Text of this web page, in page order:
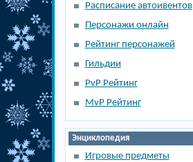
Расписание автоивентов
Персонажи онлайн
Рейтинг персонажей
Гильдии
PvP Рейтинг
MvP Рейтинг
Энциклопедия
Игровые предметы